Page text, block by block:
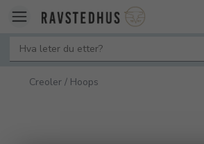
Creoler / Hoops